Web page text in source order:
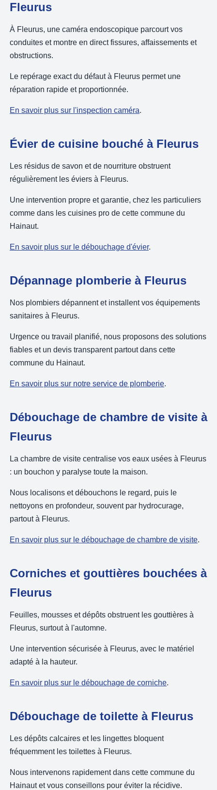
Fleurus
À Fleurus, une caméra endoscopique parcourt vos
conduites et montre en direct fissures, affaissements et
obstructions.
Le repérage exact du défaut à Fleurus permet une
réparation rapide et proportionnée.
En savoir plus sur l'inspection caméra.
Évier de cuisine bouché à Fleurus
Les résidus de savon et de nourriture obstruent
régulièrement les éviers à Fleurus.
Une intervention propre et garantie, chez les particuliers
comme dans les cuisines pro de cette commune du
Hainaut.
En savoir plus sur le débouchage d'évier.
Dépannage plomberie à Fleurus
Nos plombiers dépannent et installent vos équipements
sanitaires à Fleurus.
Urgence ou travail planifié, nous proposons des solutions
fiables et un devis transparent partout dans cette
commune du Hainaut.
En savoir plus sur notre service de plomberie.
Débouchage de chambre de visite à
Fleurus
La chambre de visite centralise vos eaux usées à Fleurus
: un bouchon y paralyse toute la maison.
Nous localisons et débouchons le regard, puis le
nettoyons en profondeur, souvent par hydrocurage,
partout à Fleurus.
En savoir plus sur le débouchage de chambre de visite.
Corniches et gouttières bouchées à
Fleurus
Feuilles, mousses et dépôts obstruent les gouttières à
Fleurus, surtout à l'automne.
Une intervention sécurisée à Fleurus, avec le matériel
adapté à la hauteur.
En savoir plus sur le débouchage de corniche.
Débouchage de toilette à Fleurus
Les dépôts calcaires et les lingettes bloquent
fréquemment les toilettes à Fleurus.
Nous intervenons rapidement dans cette commune du
Hainaut et vous conseillons pour éviter la récidive.